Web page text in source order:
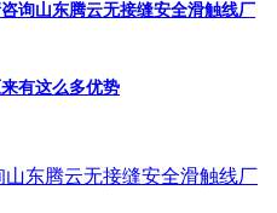
询山东腾云无接缝安全滑触线厂
有这么多优势
东腾云无接缝安全滑触线厂